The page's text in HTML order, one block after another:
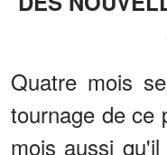
Quatre mois
tournage de ce
mois aussi